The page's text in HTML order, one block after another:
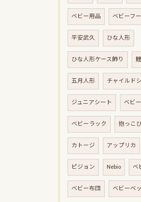
ベビー用品 ベビーフ
平安武久 ひな人形
ひな人形ケース飾り
五月人形 チャイルド
ジュニアシート ベビ
ベビーラック 抱っこ
カトージ アップリカ
ピジョン Nebio ベ
ベビー布団 ベビーベ